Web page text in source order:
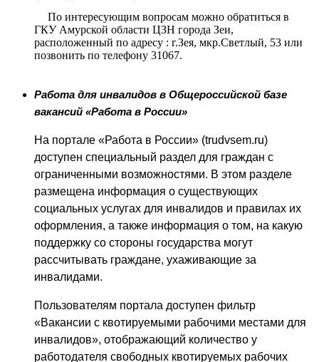
По интересующим вопросам можно обратиться в
ГКУ Амурской области ЦЗН города Зеи,
расположенный по адресу : г.Зея, мкр.Светлый, 53 или
позвонить по телефону 31067.
Работа для инвалидов в Общероссийской базе
вакансий «Работа в России»
На портале «Работа в России» (trudvsem.ru)
доступен специальный раздел для граждан с
ограниченными возможностями. В этом разделе
размещена информация о существующих
социальных услугах для инвалидов и правилах их
оформления, а также информация о том, на какую
поддержку со стороны государства могут
рассчитывать граждане, ухаживающие за
инвалидами.
Пользователям портала доступен фильтр
«Вакансии с квотируемыми рабочими местами для
инвалидов», отображающий количество у
работодателя свободных квотируемых рабочих